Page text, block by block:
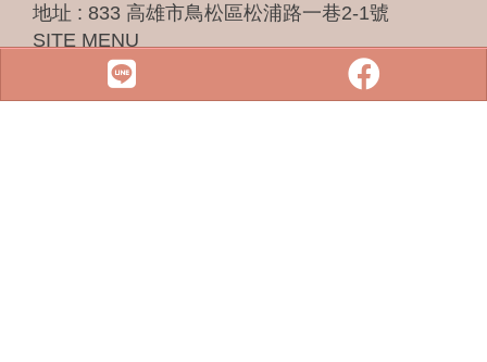
地址 : 833 高雄市鳥松區松浦路一巷2-1號
SITE MENU
店鋪檢索